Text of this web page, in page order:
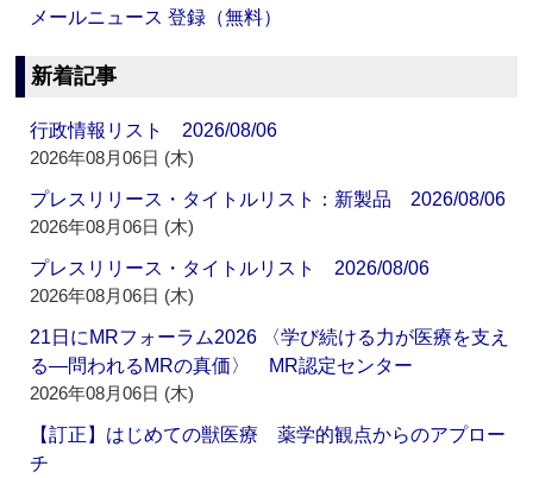
メールニュース 登録（無料）
新着記事
行政情報リスト 2026/08/06
2026年08月06日 (木)
プレスリリース・タイトルリスト：新製品 2026/08/06
2026年08月06日 (木)
プレスリリース・タイトルリスト 2026/08/06
2026年08月06日 (木)
21日にMRフォーラム2026 〈学び続ける力が医療を支え
る―問われるMRの真価〉 MR認定センター
2026年08月06日 (木)
【訂正】はじめての獣医療 薬学的観点からのアプロー
チ